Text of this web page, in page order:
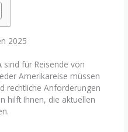
2025
sind für Reisende von
Amerikareise müssen
rechtliche Anforderungen
hilft Ihnen, die aktuellen